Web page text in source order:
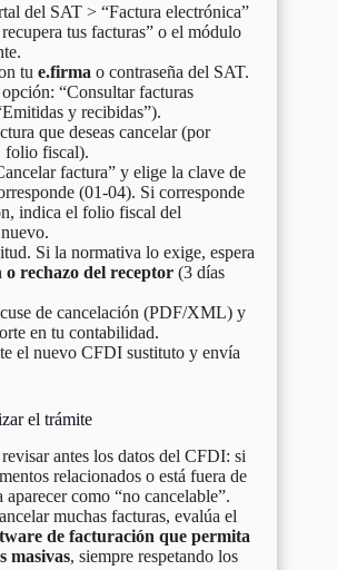
del SAT > “Factura electrónica”
tus facturas” o el módulo
tu e.firma o contraseña del SAT.
“Consultar facturas
y recibidas”).
que deseas cancelar (por
folio fiscal).
factura” y elige la clave de
(01-04). Si corresponde
indica el folio fiscal del
Si la normativa lo exige, espera
o rechazo del receptor (3 días
de cancelación (PDF/XML) y
en tu contabilidad.
el nuevo CFDI sustituto y envía
el trámite
antes los datos del CFDI: si
relacionados o está fuera de
aparecer como “no cancelable”.
muchas facturas, evalúa el
de facturación que permita
masivas, siempre respetando los